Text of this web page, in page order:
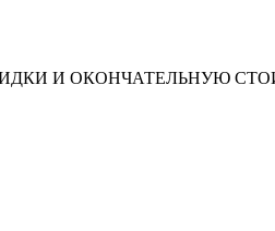
И ОКОНЧАТЕЛЬНУЮ